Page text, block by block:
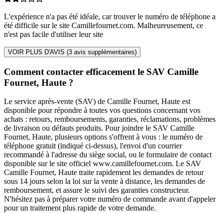
L'expérience n'a pas été idéale, car trouver le numéro de téléphone a
été difficile sur le site Camillefournet.com. Malheureusement, ce
n'est pas facile d'utiliser leur site
VOIR PLUS D'AVIS (3 avis supplémentaires)
Comment contacter efficacement le SAV Camille
Fournet, Haute ?
Le service après-vente (SAV) de Camille Fournet, Haute est
disponible pour répondre à toutes vos questions concernant vos
achats : retours, remboursements, garanties, réclamations, problèmes
de livraison ou défauts produits. Pour joindre le SAV Camille
Fournet, Haute, plusieurs options s'offrent à vous : le numéro de
téléphone gratuit (indiqué ci-dessus), l'envoi d'un courrier
recommandé à l'adresse du siège social, ou le formulaire de contact
disponible sur le site officiel www.camillefournet.com. Le SAV
Camille Fournet, Haute traite rapidement les demandes de retour
sous 14 jours selon la loi sur la vente à distance, les demandes de
remboursement, et assure le suivi des garanties constructeur.
N'hésitez pas à préparer votre numéro de commande avant d'appeler
pour un traitement plus rapide de votre demande.